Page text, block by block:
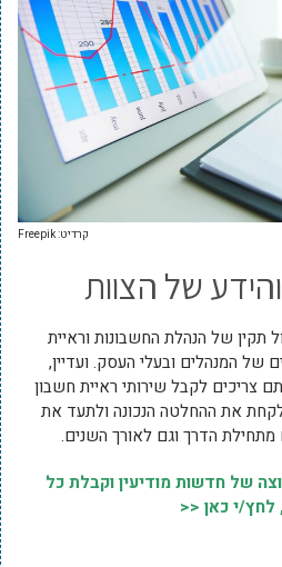
קרדיט: Freepik
של הצוות
תקין של הנהלת החשבונות וראיית
של המנהלים ובעלי העסק. ועדיין,
צריכים ‏לקבל שירותי ראיית חשבון
את ההחלטה הנכונה ולתעד את
הדרך וגם לאורך השנים.
של חדשות מודיעין וקבלת כל
לחץ/י כאן <<